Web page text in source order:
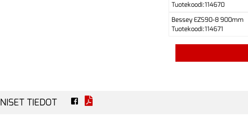
Tuotekoodi:114670
Bessey EZS90-8 900mm
Tuotekoodi:114671
TIEDOT